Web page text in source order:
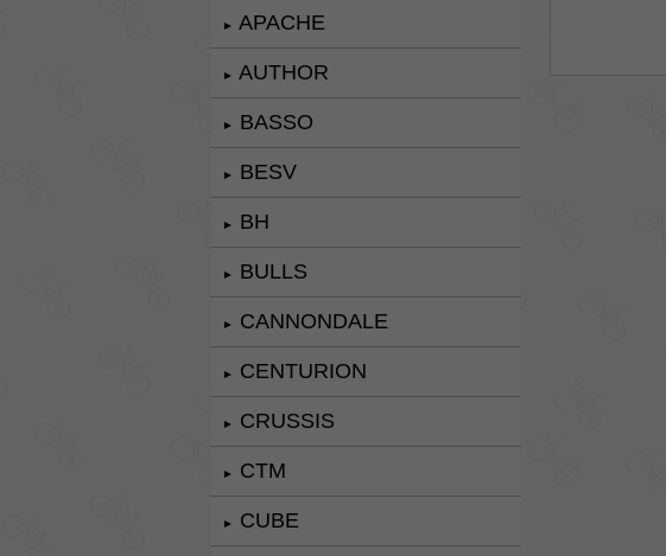
► APACHE
► AUTHOR
► BASSO
► BESV
► BH
► BULLS
► CANNONDALE
► CENTURION
► CRUSSIS
► CTM
► CUBE